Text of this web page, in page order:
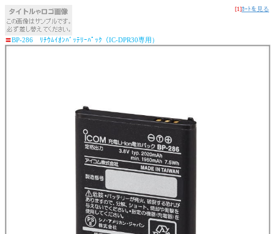
[1]ｶｰﾄを見る
〓BP-286 ﾘﾁｳﾑｲｵﾝﾊﾞｯﾃﾘｰﾊﾟｯｸ（IC-DPR30専用）